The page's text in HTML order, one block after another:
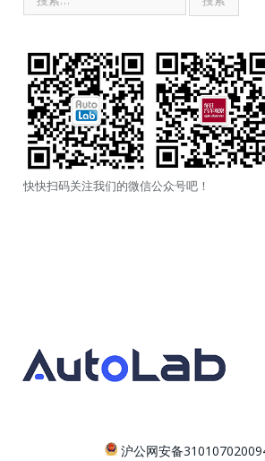
快快扫码关注我们的微信公众号吧！
沪公网安备